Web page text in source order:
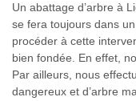
Un abattage d’arbre à
se fera toujours dans
procéder à cette
bien fondée. En effet,
Par ailleurs, nous
dangereux et d’arbre